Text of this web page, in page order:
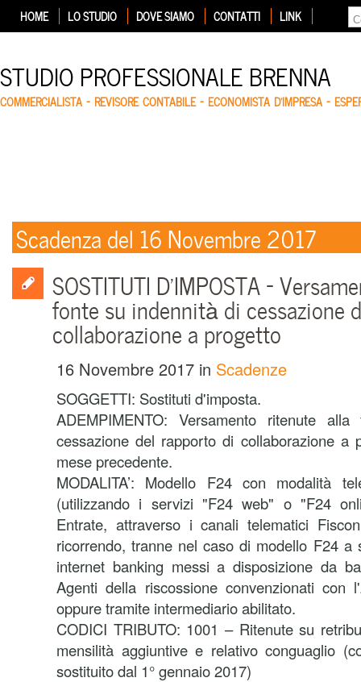
HOME LO STUDIO DOVE SIAMO CONTATTI LINK
STUDIO PROFESSIONALE BRENNA
COMMERCIALISTA – REVISORE CONTABILE – ECONOMISTA D'IMPRESA –
Scadenza del 16 Novembre 2017
SOSTITUTI D’IMPOSTA –
fonte su indennità di cessazione
collaborazione a progetto
16 Novembre 2017 in Scadenze
SOGGETTI: Sostituti d'imposta.
ADEMPIMENTO: Versamento ritenute
cessazione del rapporto di collaborazione a
mese precedente.
MODALITA’: Modello F24 con modalità
(utilizzando i servizi "F24 web" o "F24
Entrate, attraverso i canali telematici
ricorrendo, tranne nel caso di modello F24
internet banking messi a disposizione da
Agenti della riscossione convenzionati con
oppure tramite intermediario abilitato.
CODICI TRIBUTO: 1001 – Ritenute su
mensilità aggiuntive e relativo conguaglio
sostituito dal 1° gennaio 2017)